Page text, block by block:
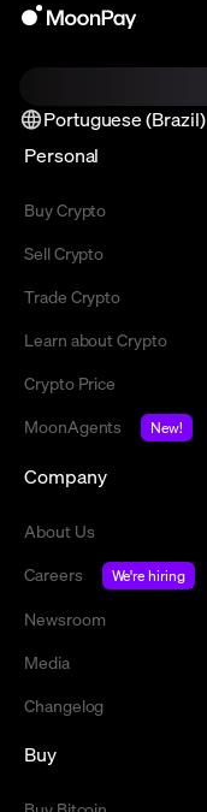
Portuguese (Brazil)
Personal
Buy Crypto
Sell Crypto
Trade Crypto
Learn about Crypto
Crypto Price
MoonAgents
New!
Company
About Us
Careers
We're hiring
Newsroom
Media
Changelog
Buy